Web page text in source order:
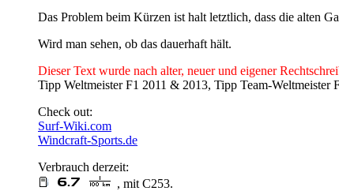
Das Problem beim Kürzen ist halt letztlich, dass die alten
Wird man sehen, ob das dauerhaft hält.
Dieser Text wurde nach alter, neuer und eigener
Tipp Weltmeister F1 2011 & 2013, Tipp Team-Weltmeister
Check out:
Surf-Wiki.com
Windcraft-Sports.de
Verbrauch derzeit:
, mit C253.